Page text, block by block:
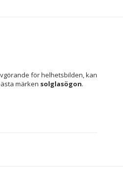
för helhetsbilden, kan
märken solglasögon.